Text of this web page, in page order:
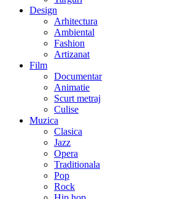
Design
Arhitectura
Ambiental
Fashion
Artizanat
Film
Documentar
Animatie
Scurt metraj
Culise
Muzica
Clasica
Jazz
Opera
Traditionala
Pop
Rock